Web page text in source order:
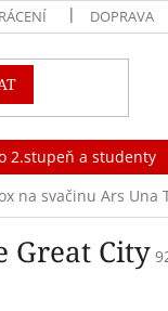
DOPRAVA
2.stupeň a studenty
na svačinu Ars Una
Great City